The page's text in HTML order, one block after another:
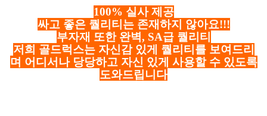
100% 실사 제공
싸고 좋은 퀄리티는 존재하지 않아요!!!
부자재 또한 완벽, SA급 퀄리티
저희 골드럭스는 자신감 있게 퀄리티를 보여드리
며 어디서나 당당하고 자신 있게 사용할 수 있도록
도와드립니다